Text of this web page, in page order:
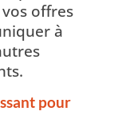
offres
à
pour